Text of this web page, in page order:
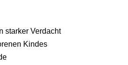
starker Verdacht
Kindes